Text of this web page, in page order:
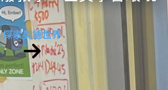
探索英語世界